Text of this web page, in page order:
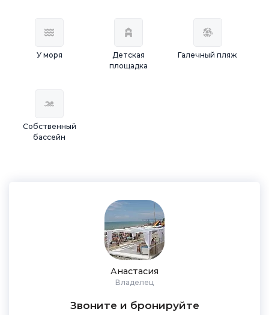
У моря
Детская
площадка
Галечный пляж
Собственный
бассейн
Анастасия
Владелец
Звоните и бронируйте